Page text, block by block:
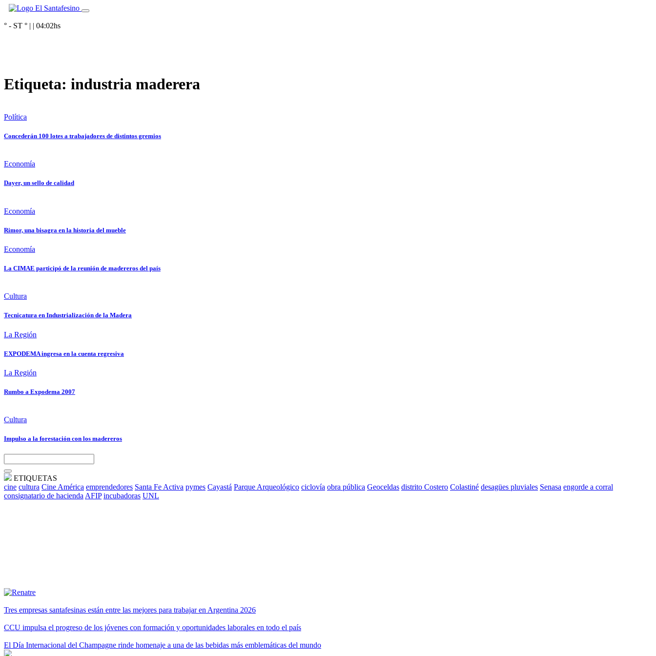
° - ST ° | | 04:02hs
Etiqueta: industria maderera
Política
Concederán 100 lotes a trabajadores de distintos gremios
Economía
Dayer, un sello de calidad
Economía
Rimor, una bisagra en la historia del mueble
Economía
La CIMAE participó de la reunión de madereros del país
Cultura
Tecnicatura en Industrialización de la Madera
La Región
EXPODEMA ingresa en la cuenta regresiva
La Región
Rumbo a Expodema 2007
Cultura
Impulso a la forestación con los madereros
ETIQUETAS
cine cultura Cine América emprendedores Santa Fe Activa pymes Cayastá Parque Arqueológico ciclovía obra pública Geoceldas distrito Costero Colastiné desagües pluviales Senasa engorde a corral
consignatario de hacienda AFIP incubadoras UNL
Tres empresas santafesinas están entre las mejores para trabajar en Argentina 2026
CCU impulsa el progreso de los jóvenes con formación y oportunidades laborales en todo el país
El Día Internacional del Champagne rinde homenaje a una de las bebidas más emblemáticas del mundo